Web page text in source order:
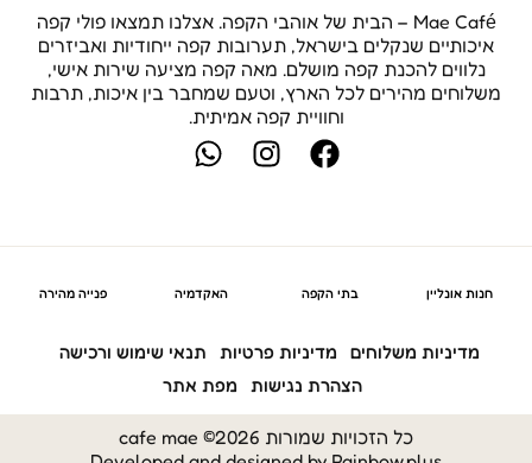
Mae Café – הבית של אוהבי הקפה. אצלנו תמצאו פולי קפה
איכותיים שנקלים בישראל, תערובות קפה ייחודיות ואביזרים
נלווים להכנת קפה מושלם. מאה קפה מציעה שירות אישי,
משלוחים מהירים לכל הארץ, וטעם שמחבר בין איכות, תרבות
וחוויית קפה אמיתית.
F
e
o
k
I
t
a
m
W
t
a
p
חנות אונליין בתי הקפה האקדמיה פנייה מהירה
מדיניות משלוחים מדיניות פרטיות
תנאי שימוש ורכישה
הצהרת נגישות
מפת אתר
כל הזכויות שמורות 2026© cafe mae